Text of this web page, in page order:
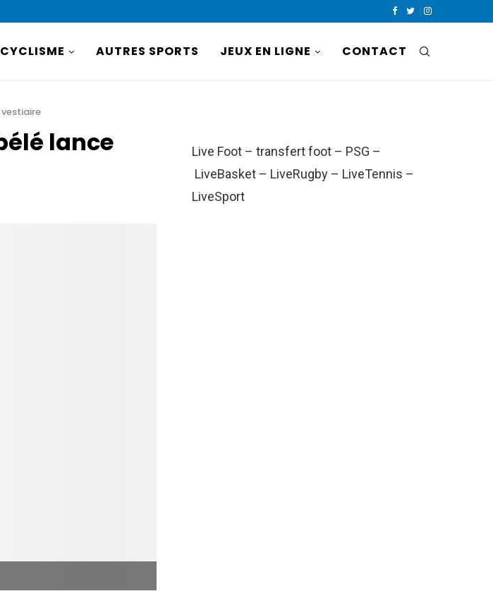
CYCLISME AUTRES SPORTS JEUX EN LIGNE CONTACT
lance
Live Foot – transfert foot – PSG –
LiveBasket – LiveRugby – LiveTennis –
LiveSport